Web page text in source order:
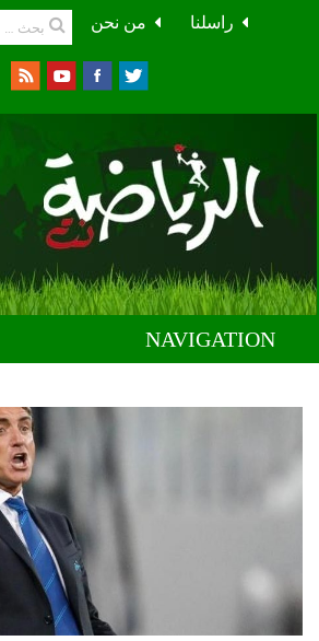
من نحن راسلنا
NAVIGATION